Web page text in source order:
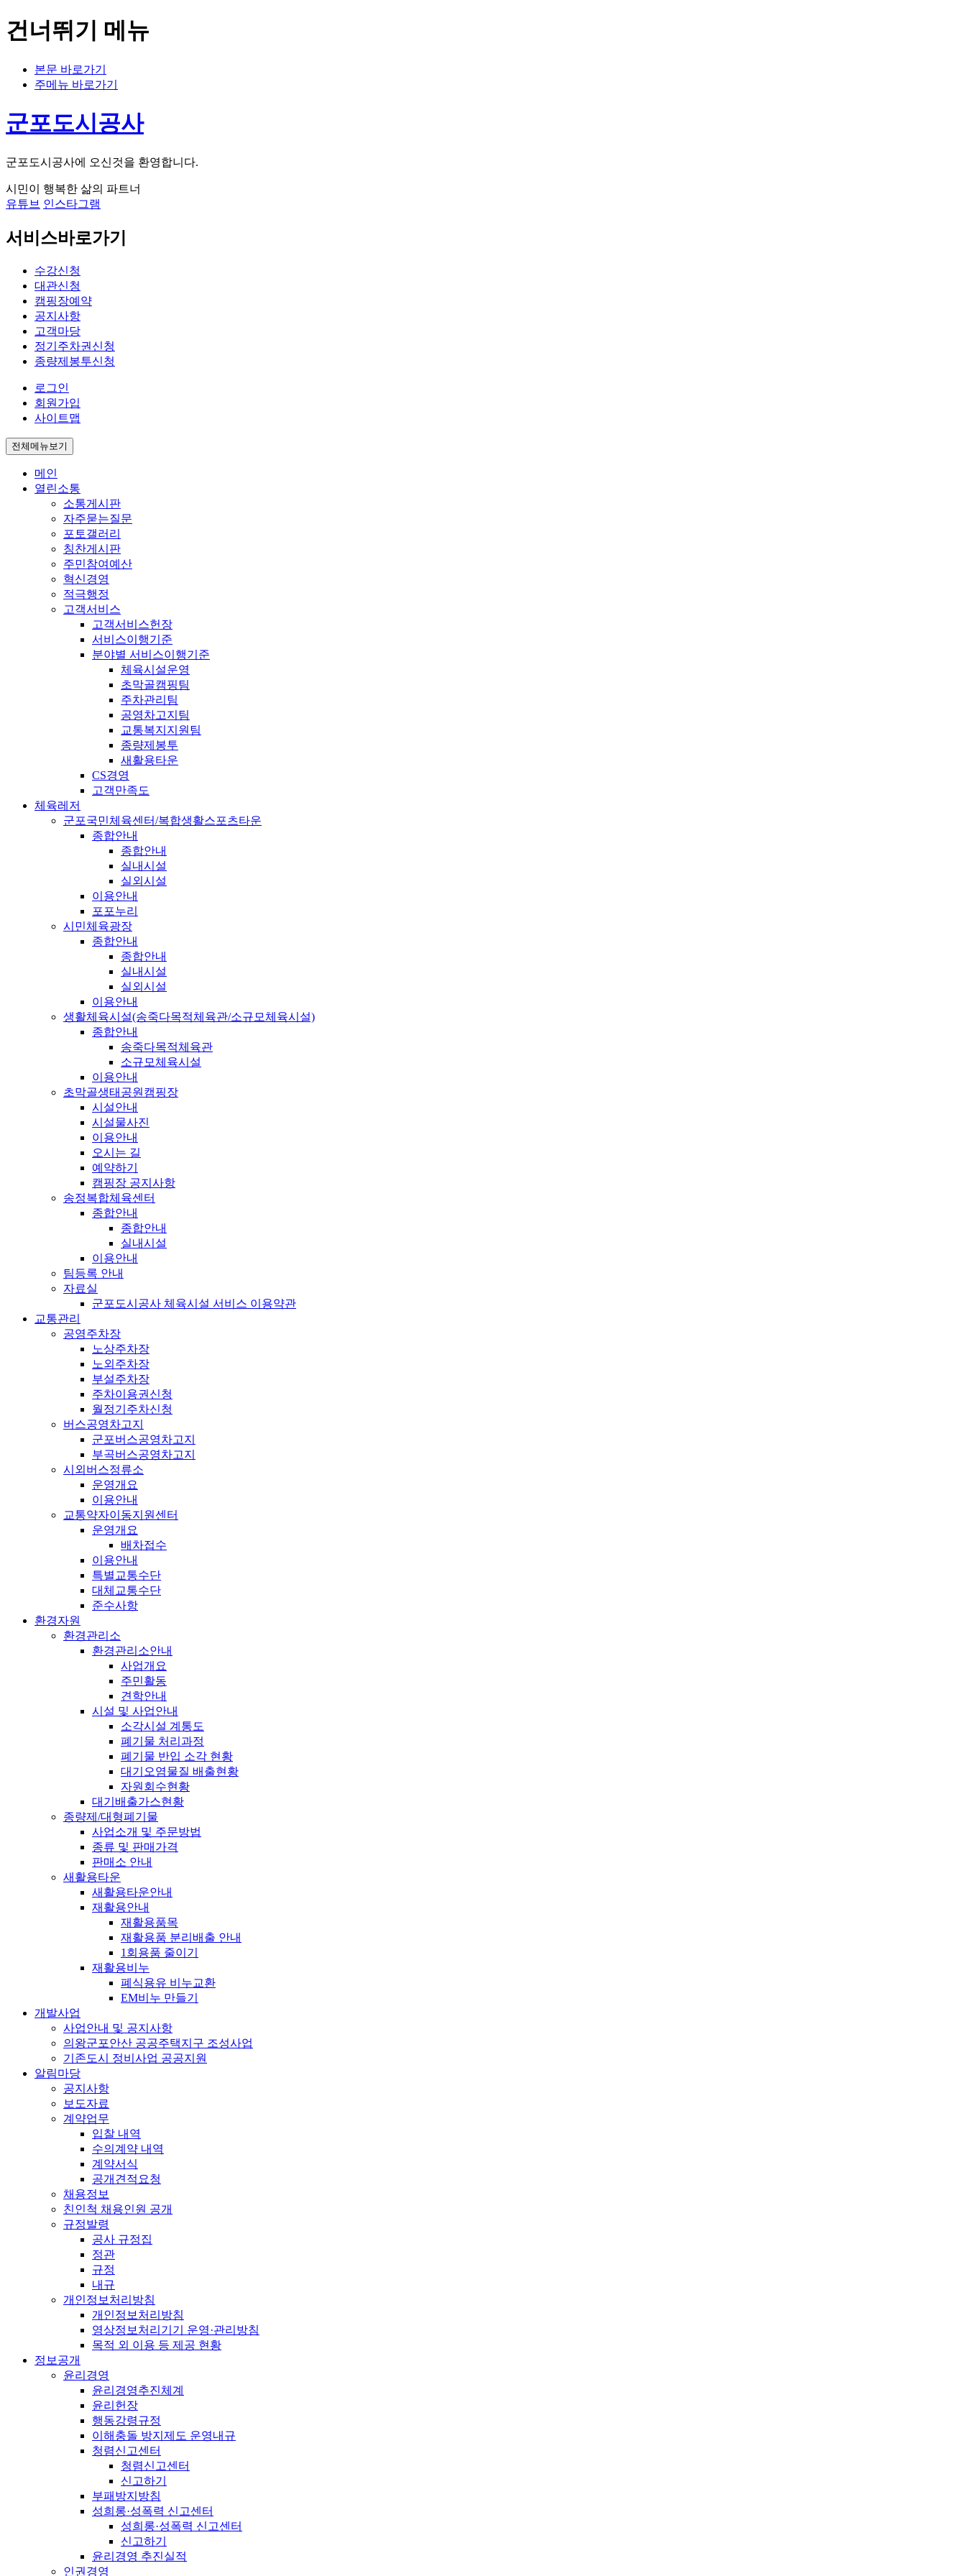
건너뛰기 메뉴
본문 바로가기
주메뉴 바로가기
군포도시공사
군포도시공사에 오신것을 환영합니다.
시민이 행복한 삶의 파트너
유튜브 인스타그램
서비스바로가기
수강신청
대관신청
캠핑장예약
공지사항
고객마당
정기주차권신청
종량제봉투신청
로그인
회원가입
사이트맵
전체메뉴보기
메인
열린소통
소통게시판
자주묻는질문
포토갤러리
칭찬게시판
주민참여예산
혁신경영
적극행정
고객서비스
고객서비스헌장
서비스이행기준
분야별 서비스이행기준
체육시설운영
초막골캠핑팀
주차관리팀
공영차고지팀
교통복지지원팀
종량제봉투
새활용타운
CS경영
고객만족도
체육레저
군포국민체육센터/복합생활스포츠타운
종합안내
종합안내
실내시설
실외시설
이용안내
포포누리
시민체육광장
종합안내
종합안내
실내시설
실외시설
이용안내
생활체육시설(송죽다목적체육관/소규모체육시설)
종합안내
송죽다목적체육관
소규모체육시설
이용안내
초막골생태공원캠핑장
시설안내
시설물사진
이용안내
오시는 길
예약하기
캠핑장 공지사항
송정복합체육센터
종합안내
종합안내
실내시설
이용안내
팀등록 안내
자료실
군포도시공사 체육시설 서비스 이용약관
교통관리
공영주차장
노상주차장
노외주차장
부설주차장
주차이용권신청
월정기주차신청
버스공영차고지
군포버스공영차고지
부곡버스공영차고지
시외버스정류소
운영개요
이용안내
교통약자이동지원센터
운영개요
배차접수
이용안내
특별교통수단
대체교통수단
준수사항
환경자원
환경관리소
환경관리소안내
사업개요
주민활동
견학안내
시설 및 사업안내
소각시설 계통도
폐기물 처리과정
폐기물 반입 소각 현황
대기오염물질 배출현황
자원회수현황
대기배출가스현황
종량제/대형폐기물
사업소개 및 주문방법
종류 및 판매가격
판매소 안내
새활용타운
새활용타운안내
재활용안내
재활용품목
재활용품 분리배출 안내
1회용품 줄이기
재활용비누
폐식용유 비누교환
EM비누 만들기
개발사업
사업안내 및 공지사항
의왕군포안산 공공주택지구 조성사업
기존도시 정비사업 공공지원
알림마당
공지사항
보도자료
계약업무
입찰 내역
수의계약 내역
계약서식
공개견적요청
채용정보
친인척 채용인원 공개
규정발령
공사 규정집
정관
규정
내규
개인정보처리방침
개인정보처리방침
영상정보처리기기 운영·관리방침
목적 외 이용 등 제공 현황
정보공개
윤리경영
윤리경영추진체계
윤리헌장
행동강령규정
이해충돌 방지제도 운영내규
청렴신고센터
청렴신고센터
신고하기
부패방지방침
성희롱·성폭력 신고센터
성희롱·성폭력 신고센터
신고하기
윤리경영 추진실적
인권경영